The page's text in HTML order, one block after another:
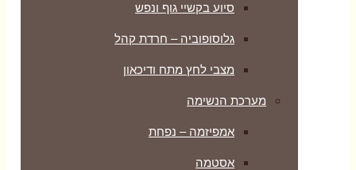
סיוע בקשיי גוף ונפש
גלוסופוביה – חרדת קהל
מצבי לחץ מתח ודיכאון
מערכת הנשימה
אמפיזמה – נפחת
אסטמה